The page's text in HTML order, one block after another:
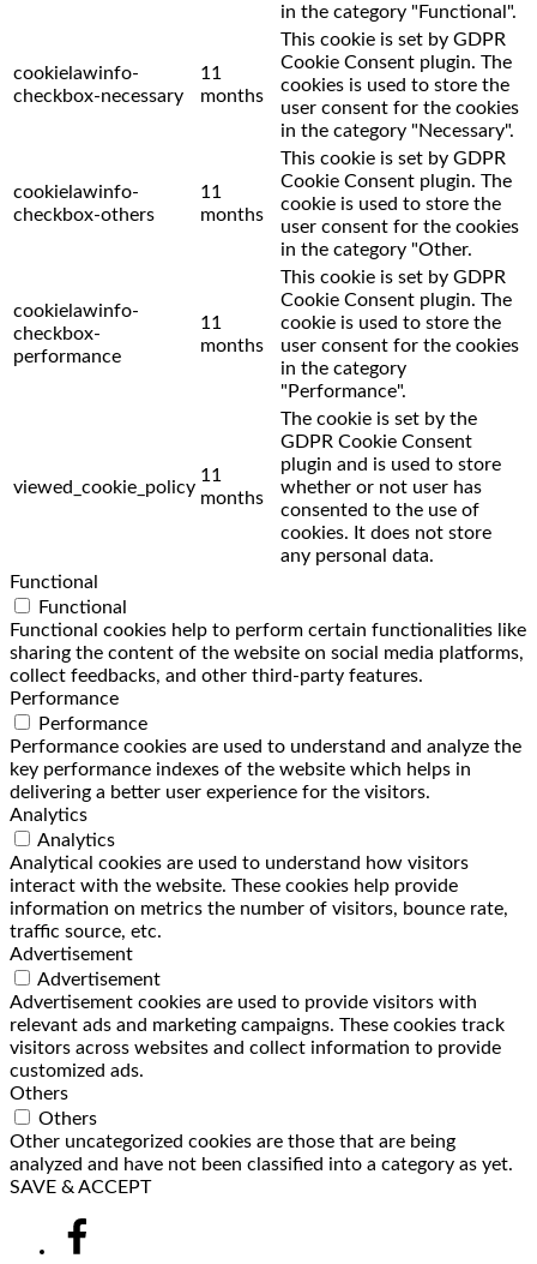
in the category "Functional".
cookielawinfo-
checkbox-necessary
11
months
This cookie is set by GDPR
Cookie Consent plugin. The
cookies is used to store the
user consent for the cookies
in the category "Necessary".
cookielawinfo-
checkbox-others
11
months
This cookie is set by GDPR
Cookie Consent plugin. The
cookie is used to store the
user consent for the cookies
in the category "Other.
cookielawinfo-
checkbox-
performance
11
months
This cookie is set by GDPR
Cookie Consent plugin. The
cookie is used to store the
user consent for the cookies
in the category
"Performance".
viewed_cookie_policy
11
months
The cookie is set by the
GDPR Cookie Consent
plugin and is used to store
whether or not user has
consented to the use of
cookies. It does not store
any personal data.
Functional
Functional
Functional cookies help to perform certain functionalities like
sharing the content of the website on social media platforms,
collect feedbacks, and other third-party features.
Performance
Performance
Performance cookies are used to understand and analyze the
key performance indexes of the website which helps in
delivering a better user experience for the visitors.
Analytics
Analytics
Analytical cookies are used to understand how visitors
interact with the website. These cookies help provide
information on metrics the number of visitors, bounce rate,
traffic source, etc.
Advertisement
Advertisement
Advertisement cookies are used to provide visitors with
relevant ads and marketing campaigns. These cookies track
visitors across websites and collect information to provide
customized ads.
Others
Others
Other uncategorized cookies are those that are being
analyzed and have not been classified into a category as yet.
SAVE & ACCEPT